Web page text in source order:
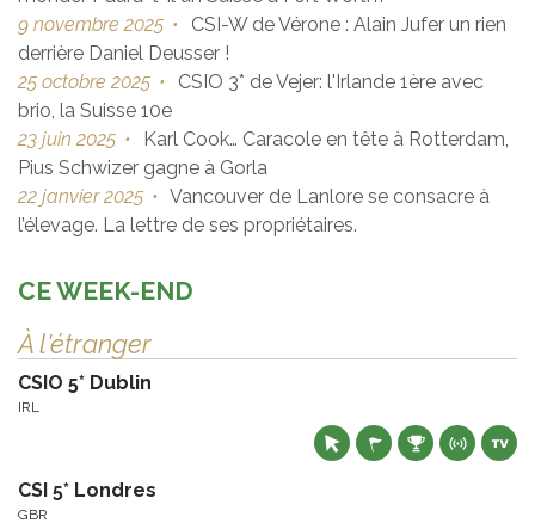
9 novembre 2025 •
CSI-W de Vérone : Alain Jufer un rien
derrière Daniel Deusser !
25 octobre 2025 •
CSIO 3* de Vejer: l'Irlande 1ère avec
brio, la Suisse 10e
23 juin 2025 •
Karl Cook… Caracole en tête à Rotterdam,
Pius Schwizer gagne à Gorla
22 janvier 2025 • Vancouver de Lanlore se consacre à
l’élevage. La lettre de ses propriétaires.
CE WEEK-END
À l'étranger
CSIO 5* Dublin
IRL
CSI 5* Londres
GBR